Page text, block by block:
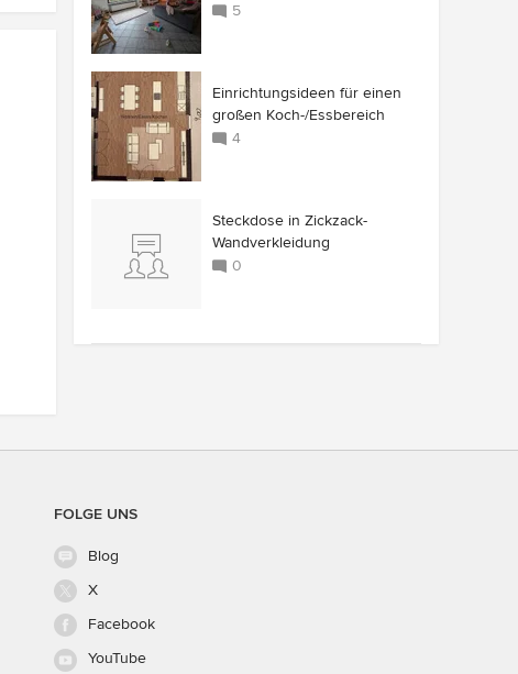
5
Einrichtungsideen für einen
großen Koch-/Essbereich
4
Steckdose in Zickzack-
Wandverkleidung
0
FOLGE UNS
Blog
X
Facebook
YouTube